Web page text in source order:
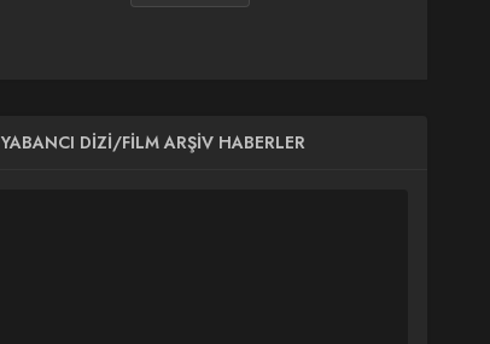
YABANCI DIZI/FILM ARŞIV HABERLER